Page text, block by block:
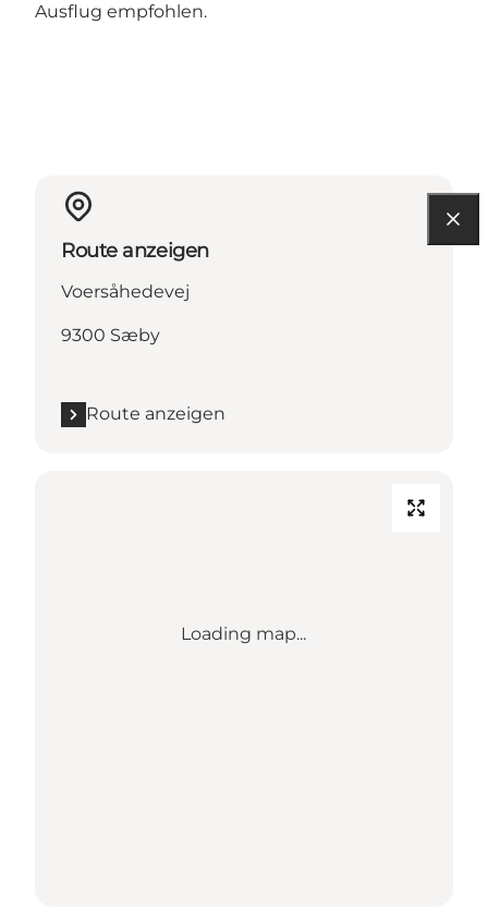
Ausflug empfohlen.
Route anzeigen
Voersåhedevej
9300 Sæby
Route anzeigen
Loading map...